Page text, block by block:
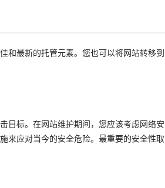
和最新的托管元素。您也可以将网站转移到
目标。在网站维护期间，您应该考虑网络安
来应对当今的安全危险。最重要的安全性取